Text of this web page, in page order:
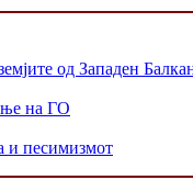
од Западен
на ГО
и песимизмот